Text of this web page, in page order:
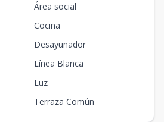
Área social
Cocina
Desayunador
Línea Blanca
Luz
Terraza Común